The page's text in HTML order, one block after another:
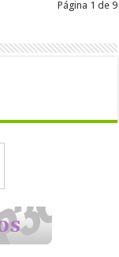
Página 1 de 9